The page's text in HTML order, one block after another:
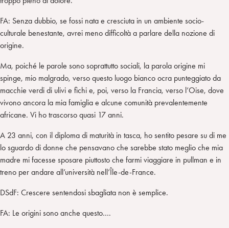
FA: Senza dubbio, se fossi nata e cresciuta in un ambiente socio-
culturale benestante, avrei meno difficoltà a parlare della nozione di
origine.
Ma, poiché le parole sono soprattutto sociali, la parola origine mi
spinge, mio malgrado, verso questo luogo bianco ocra punteggiato da
macchie verdi di ulivi e fichi e, poi, verso la Francia, verso l’Oise, dove
vivono ancora la mia famiglia e alcune comunità prevalentemente
africane. Vi ho trascorso quasi 17 anni.
A 23 anni, con il diploma di maturità in tasca, ho sentito pesare su di me
lo sguardo di donne che pensavano che sarebbe stato meglio che mia
madre mi facesse sposare piuttosto che farmi viaggiare in pullman e in
treno per andare all’università nell’Île-de-France.
DSdF: Crescere sentendosi sbagliata non è semplice.
FA: Le origini sono anche questo….